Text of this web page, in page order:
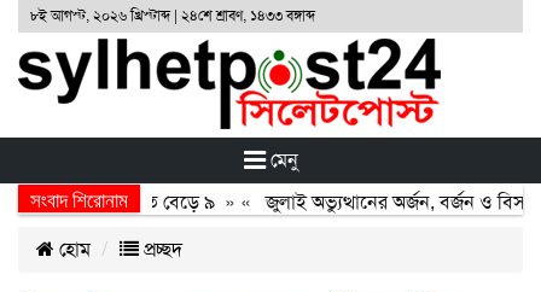
৮ই আগস্ট, ২০২৬ খ্রিস্টাব্দ | ২৪শে শ্রাবণ, ১৪৩৩ বঙ্গাব্দ
মেনু
সংবাদ শিরোনাম
সংঘর্ষ, নিহত বেড়ে ৯» «জুলাই অভ্যুত্থানের অর্জন, বর্জন ও বিসর্জন
হোম
প্রচ্ছদ